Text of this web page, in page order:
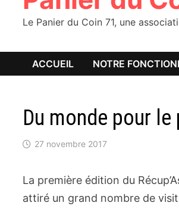
Le Panier du Coin 71, une
ACCUEIL NOTRE
Du monde pour le
27 novembre 2017
La première édition du
attiré un grand nombre de